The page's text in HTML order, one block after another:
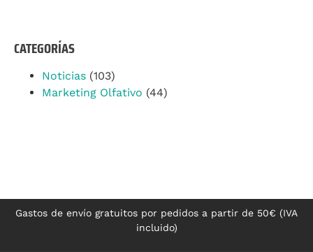
CATEGORÍAS
Noticias (103)
Marketing Olfativo (44)
Gastos de envío gratuitos por pedidos a partir de 50€ (IVA
incluido)